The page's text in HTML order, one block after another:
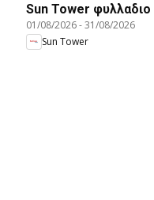
Sun Tower φυλλαδιο
01/08/2026-31/08/2026
Sun Tower